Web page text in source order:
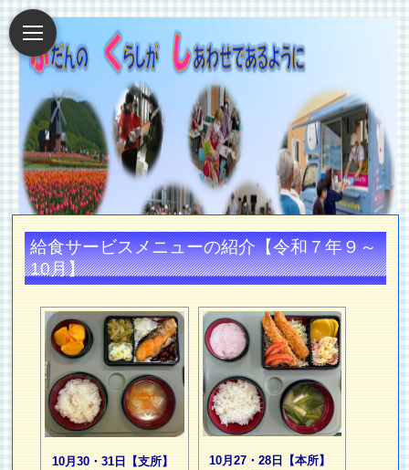
給食サービスメニューの紹介【令和７年９～
10月】
10月30・31日【支所】
10月27・28日【本所】